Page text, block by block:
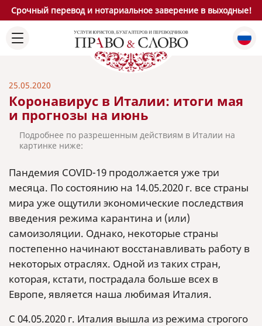
Срочный перевод и нотариальное заверение в выходные!
25.05.2020
Коронавирус в Италии: итоги мая
и прогнозы на июнь
Подробнее по разрешенным действиям в Италии на
картинке ниже:
Пандемия COVID-19 продолжается уже три
месяца. По состоянию на 14.05.2020 г. все страны
мира уже ощутили экономические последствия
введения режима карантина и (или)
самоизоляции. Однако, некоторые страны
постепенно начинают восстанавливать работу в
некоторых отраслях. Одной из таких стран,
которая, кстати, пострадала больше всех в
Европе, является наша любимая Италия.
С 04.05.2020 г. Италия вышла из режима строгого